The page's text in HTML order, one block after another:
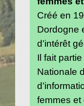
Créé en
Dordogne
d’intérêt
Il fait
Nationale
femmes et